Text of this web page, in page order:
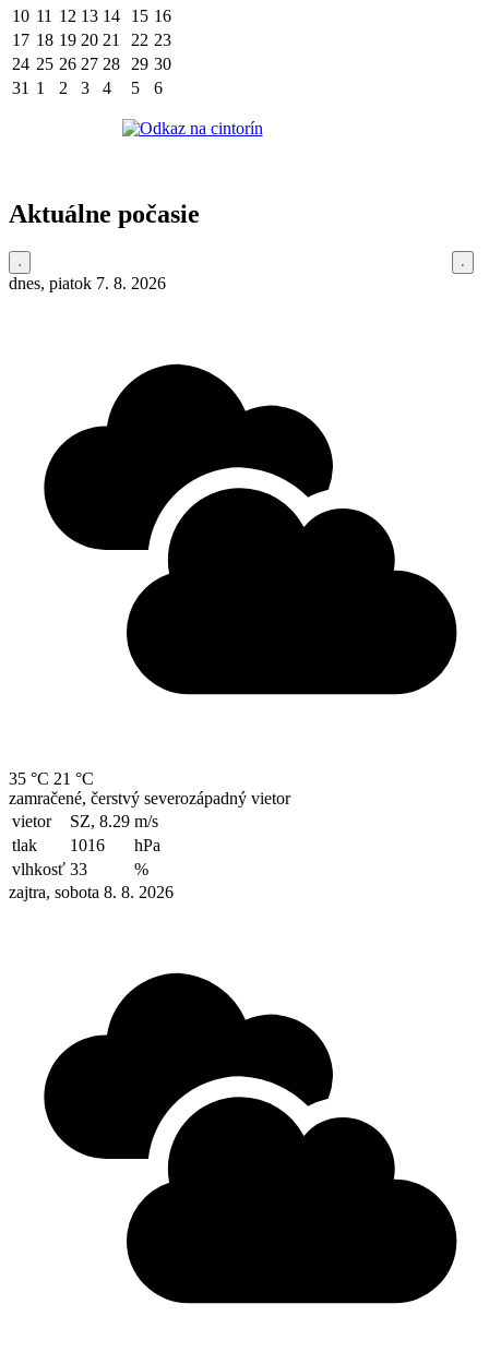
10 11 12 13 14 15 16
17 18 19 20 21 22 23
24 25 26 27 28 29 30
31 1 2 3 4 5 6
Aktuálne počasie
dnes, piatok 7. 8. 2026
35 °C 21 °C
zamračené, čerstvý severozápadný vietor
vietor
SZ, 8.29 m/s
tlak
1016
hPa
vlhkosť 33
%
zajtra, sobota 8. 8. 2026